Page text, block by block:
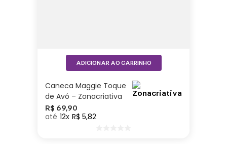
Caneca Maggie Toque
de Avó – Zonacriativa
R$ 69,90
12 R$ 5,82
ADICIONAR AO CARRINHO